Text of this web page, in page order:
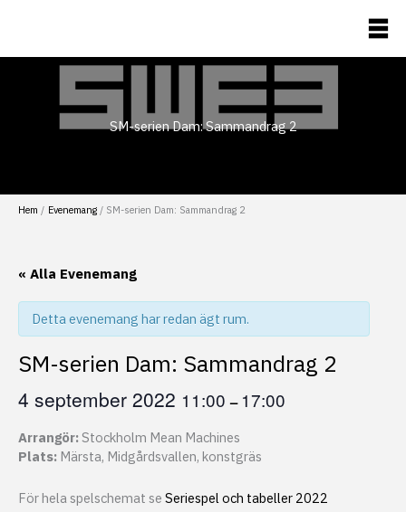
SM-serien Dam: Sammandrag 2
Hem Evenemang SM-serien Dam: Sammandrag 2
« Alla Evenemang
Detta evenemang har redan ägt rum.
SM-serien Dam: Sammandrag 2
4 september 2022 11:00– 17:00
Arrangör:Stockholm Mean Machines
Plats: Märsta, Midgårdsvallen, konstgräs
För hela spelschemat se Seriespel och tabeller 2022